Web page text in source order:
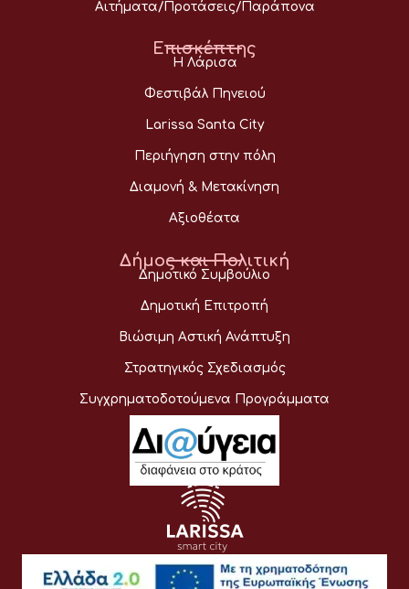
Αιτήματα/Προτάσεις/Παράπονα
Επισκέπτης
Η Λάρισα
Φεστιβάλ Πηνειού
Larissa Santa City
Περιήγηση στην πόλη
Διαμονή & Μετακίνηση
Αξιοθέατα
Δήμος και Πολιτική
Δημοτικό Συμβούλιο
Δημοτική Επιτροπή
Βιώσιμη Αστική Ανάπτυξη
Στρατηγικός Σχεδιασμός
Συγχρηματοδοτούμενα Προγράμματα